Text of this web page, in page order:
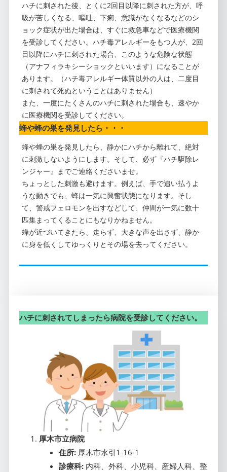
ハチに刺された後、とくに2回目以降に刺された方が、呼
吸が苦しくなる、嘔吐、下痢、意識がなくなるなどのシ
ョック症状が出た場合は、すぐに救急車などで医療機関
を受診してください。ハチ毒アレルギーをもつ人が、2回
目以降にハチに刺された場合、このような危険な状態
（アナフィラキシーショックといいます）になることが
あります。（ハチ毒アレルギー体質以外の人は、二度目
に刺されて死ぬということはありません）
また、一度にたくさんのハチに刺された場合も、速やか
に医療機関を受診してください。
蜂や蜂の巣を発見したら・・・
蜂や蜂の巣を発見したら、静かにハチから離れて、絶対
に刺激しないようにします。そして、必ず『ハチ駆除レ
ンジャー』までご連絡くださいませ。
ちょっとした刺激も避けます。例えば、手で追い払うよ
うな動きでも、蜂は一気に興奮状態になります。そし
て、警戒フェロモンを出すなどして、仲間が一気に数十
匹集まってくることにもなりかねません。
蜂が近づいてきたら、走らず、大きな声を出さず、静か
に身を低くしてゆっくりとその場を去ってください。
ハチに刺されてしまったら病院を受診してください。
厚木市立病院
住所: 厚木市水引1-16-1
診療科: 内科、外科、小児科、産婦人科、整